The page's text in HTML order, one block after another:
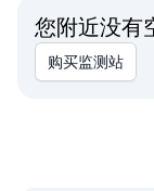
您附近没有
购买监测站